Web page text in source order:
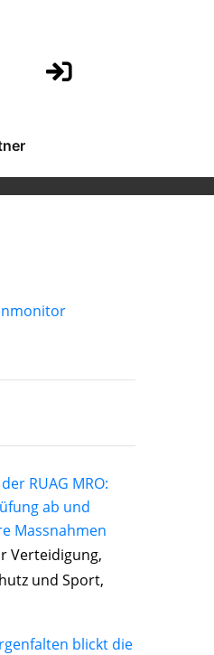
RUAG MRO:
ab und
Massnahmen
Verteidigung,
und Sport,
blickt die